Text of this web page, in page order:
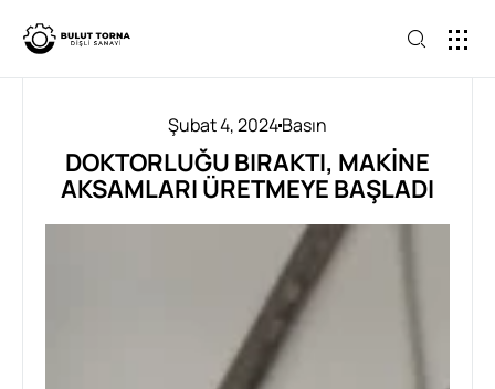
Şubat 4, 2024Basın
DOKTORLUĞU BIRAKTI, MAKINE
AKSAMLARI ÜRETMEYE BAŞLADI